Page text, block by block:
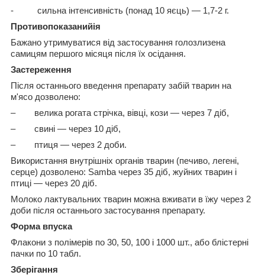
- сильна інтенсивність (понад 10 яєць) — 1,7-2 г.
Противопоказанийія
Бажано утримуватися від застосування голозлизена
самицям першого місяця після їх осідання.
Застереження
Після останнього введення препарату забій тварин на
м'ясо дозволено:
– велика рогата стрічка, вівці, кози — через 7 діб,
– свині — через 10 діб,
– птиця — через 2 доби.
Використання внутрішніх органів тварин (печиво, легені,
серце) дозволено: Samba через 35 діб, жуйних тварин і
птиці — через 20 діб.
Молоко лактувальних тварин можна вживати в їжу через 2
доби після останнього застосування препарату.
Форма впуска
Флакони з полімерів по 30, 50, 100 і 1000 шт., або блістерні
пачки по 10 табл.
Зберігання